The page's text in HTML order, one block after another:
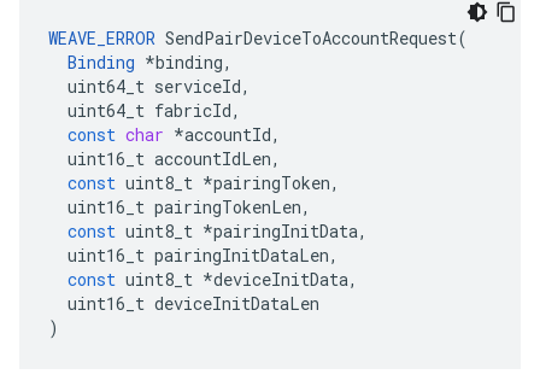
WEAVE_ERROR SendPairDeviceToAccountRequest(
Binding *binding,
uint64_t serviceId,
uint64_t fabricId,
const char *accountId,
uint16_t accountIdLen,
const uint8_t *pairingToken,
uint16_t pairingTokenLen,
const uint8_t *pairingInitData,
uint16_t pairingInitDataLen,
const uint8_t *deviceInitData,
uint16_t deviceInitDataLen
)